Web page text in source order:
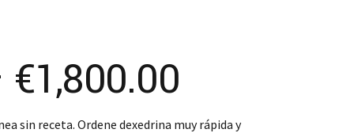
€1,800.00
sin receta. Ordene dexedrina muy rápida y